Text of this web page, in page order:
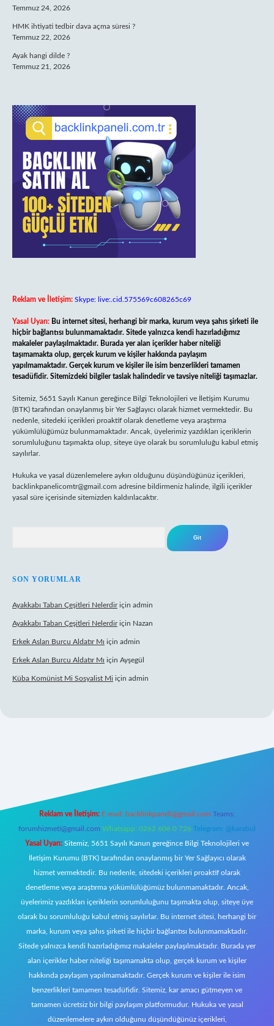
Temmuz 24, 2026
HMK ihtiyati tedbir dava açma süresi ?
Temmuz 22, 2026
Ayak hangi dilde ?
Temmuz 21, 2026
Reklam ve İletişim: Skype: live:.cid.575569c608265c69
Yasal Uyarı: Bu internet sitesi, herhangi bir marka, kurum veya şahıs şirketi ile
hiçbir bağlantısı bulunmamaktadır. Sitede yalnızca kendi hazırladığımız
makaleler paylaşılmaktadır. Burada yer alan içerikler haber niteliği
taşımamakta olup, gerçek kurum ve kişiler hakkında paylaşım
yapılmamaktadır. Gerçek kurum ve kişiler ile isim benzerlikleri tamamen
tesadüfidir. Sitemizdeki bilgiler taslak halindedir ve tavsiye niteliği taşımazlar.
Sitemiz, 5651 Sayılı Kanun gereğince Bilgi Teknolojileri ve İletişim Kurumu
(BTK) tarafından onaylanmış bir Yer Sağlayıcı olarak hizmet vermektedir. Bu
nedenle, sitedeki içerikleri proaktif olarak denetleme veya araştırma
yükümlülüğümüz bulunmamaktadır. Ancak, üyelerimiz yazdıkları içeriklerin
sorumluluğunu taşımakta olup, siteye üye olarak bu sorumluluğu kabul etmiş
sayılırlar.
Hukuka ve yasal düzenlemelere aykırı olduğunu düşündüğünüz içerikleri,
backlinkpanelicomtr@gmail.com adresine bildirmeniz halinde, ilgili içerikler
yasal süre içerisinde sitemizden kaldırılacaktır.
SON YORUMLAR
Ayakkabı Taban Çeşitleri Nelerdiriçin admin
Ayakkabı Taban Çeşitleri Nelerdiriçin Nazan
Erkek Aslan Burcu Aldatır Mı için admin
Erkek Aslan Burcu Aldatır Mı için Ayşegül
Küba Komünist Mi Sosyalist Mi için admin
Reklam ve İletişim: E-mail: backlinkpaneli@gmail.com Teams:
forumhizmeti@gmail.com Whatsapp: 0262 606 0 726 Telegram: @karabul
Yasal Uyarı: Sitemiz, 5651 Sayılı Kanun gereğince Bilgi Teknolojileri ve
İletişim Kurumu (BTK) tarafından onaylanmış bir Yer Sağlayıcı olarak
hizmet vermektedir. Bu nedenle, sitedeki içerikleri proaktif olarak
denetleme veya araştırma yükümlülüğümüz bulunmamaktadır. Ancak,
üyelerimiz yazdıkları içeriklerin sorumluluğunu taşımakta olup, siteye üye
olarak bu sorumluluğu kabul etmiş sayılırlar. Bu internet sitesi, herhangi bir
marka, kurum veya şahıs şirketi ile hiçbir bağlantısı bulunmamaktadır.
Sitede yalnızca kendi hazırladığımız makaleler paylaşılmaktadır. Burada yer
alan içerikler haber niteliği taşımamakta olup, gerçek kurum ve kişiler
hakkında paylaşım yapılmamaktadır. Gerçek kurum ve kişiler ile isim
benzerlikleri tamamen tesadüfidir. Sitemiz, kar amacı gütmeyen ve
tamamen ücretsiz bir bilgi paylaşım platformudur. Hukuka ve yasal
düzenlemelere aykırı olduğunu düşündüğünüz içerikleri,